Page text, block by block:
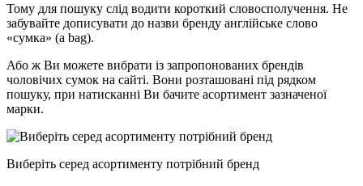
Тому для пошуку слід водити короткий словосполучення. Не
забувайте дописувати до назви бренду англійське слово
«сумка» (a bag).
Або ж Ви можете вибрати із запропонованих брендів
чоловічих сумок на сайті. Вони розташовані під рядком
пошуку, при натисканні Ви бачите асортимент зазначеної
марки.
Виберіть серед асортименту потрібний бренд